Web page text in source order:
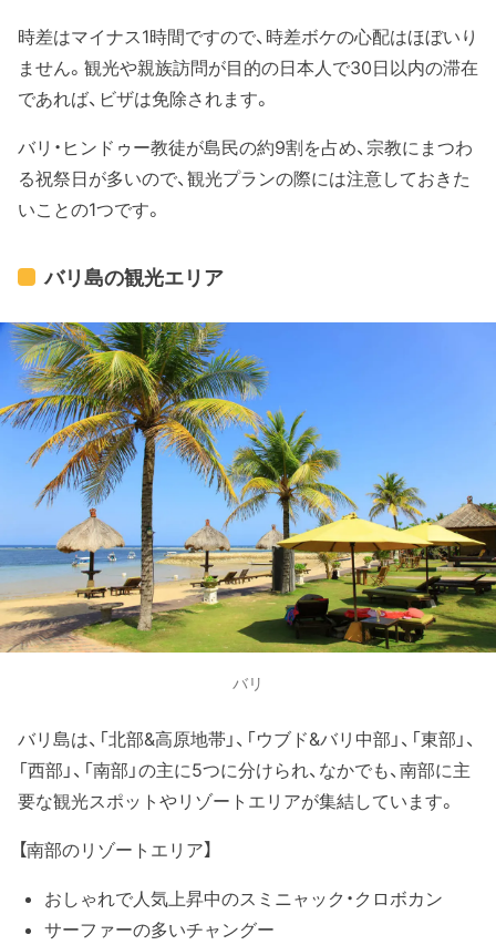
時差はマイナス1時間ですので、時差ボケの心配はほぼいり
ません。観光や親族訪問が目的の日本人で30日以内の滞在
であれば、ビザは免除されます。
バリ・ヒンドゥー教徒が島民の約9割を占め、宗教にまつわ
る祝祭日が多いので、観光プランの際には注意しておきた
いことの1つです。
バリ島の観光エリア
バリ
バリ島は、「北部&高原地帯」、「ウブド&バリ中部」、「東部」、
「西部」、「南部」の主に5つに分けられ、なかでも、南部に主
要な観光スポットやリゾートエリアが集結しています。
【南部のリゾートエリア】
おしゃれで人気上昇中のスミニャック・クロボカン
サーファーの多いチャングー